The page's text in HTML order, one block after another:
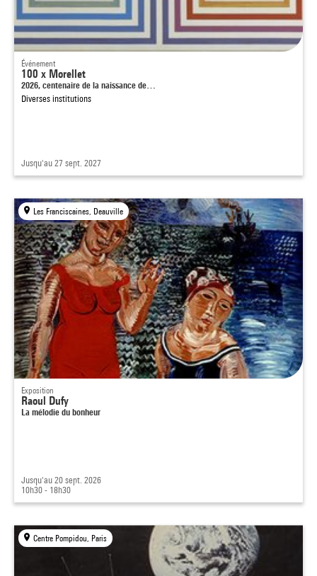
Événement
100 x Morellet
2026, centenaire de la naissance de…
Diverses institutions
Jusqu'au 27 sept. 2027
Les Franciscaines, Deauville
Exposition
Raoul Dufy
La mélodie du bonheur
Jusqu'au 20 sept. 2026
10h30 - 18h30
Centre Pompidou, Paris